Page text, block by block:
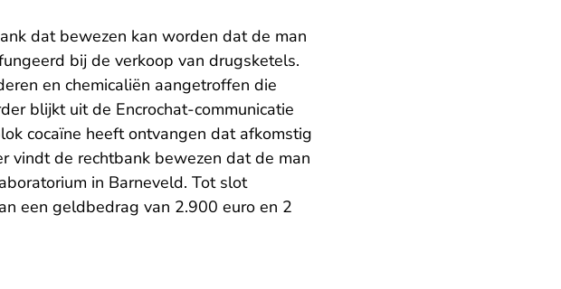
dat bewezen kan worden dat de man
bij de verkoop van drugsketels.
en chemicaliën aangetroffen die
blijkt uit de Encrochat-communicatie
cocaïne heeft ontvangen dat afkomstig
vindt de rechtbank bewezen dat de man
in Barneveld. Tot slot
een geldbedrag van 2.900 euro en 2